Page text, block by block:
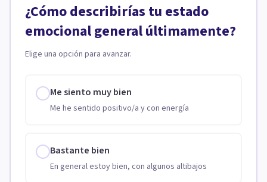
¿Cómo describirías tu estado
emocional general últimamente?
Elige una opción para avanzar.
Me siento muy bien
Me he sentido positivo/a y con energía
Bastante bien
En general estoy bien, con algunos altibajos